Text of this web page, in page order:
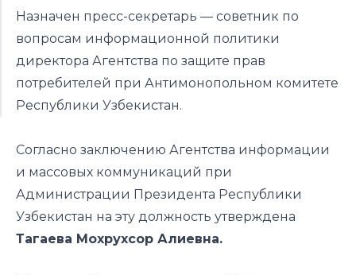
Назначен пресс-секретарь — советник по
вопросам информационной политики
директора Агентства по защите прав
потребителей при Антимонопольном комитете
Республики Узбекистан.
Согласно заключению Агентства информации
и массовых коммуникаций при
Администрации Президента Республики
Узбекистан на эту должность утверждена
Тагаева Мохрухсор Алиевна.